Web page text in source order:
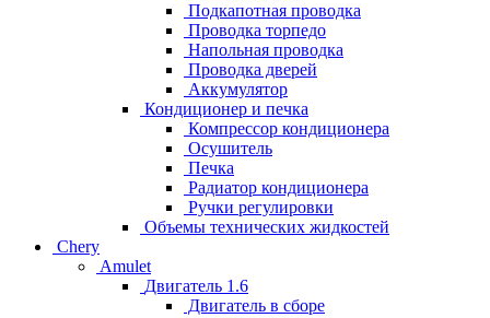
Подкапотная проводка
Проводка торпедо
Напольная проводка
Проводка дверей
Аккумулятор
Кондиционер и печка
Компрессор кондиционера
Осушитель
Печка
Радиатор кондиционера
Ручки регулировки
Объемы технических жидкостей
Chery
Amulet
Двигатель 1.6
Двигатель в сборе